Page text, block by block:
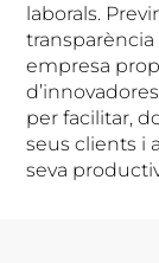
laborals.
empresa
per facilitar,
seus clients i
seva